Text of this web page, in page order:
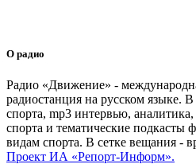
О радио
Радио «Движение» -
радиостанция на русском языке.
спорта, mp3 интервью,
спорта и тематические подкасты
видам спорта. В сетке вещания -
Проект ИА «Репорт-Информ».